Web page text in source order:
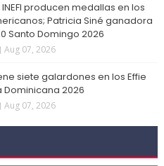
producen medallas en los
Patricia Siné ganadora
Santo Domingo 2026
Aug 07, 2026
siete galardones en los Effie
2026
Aug 07, 2026